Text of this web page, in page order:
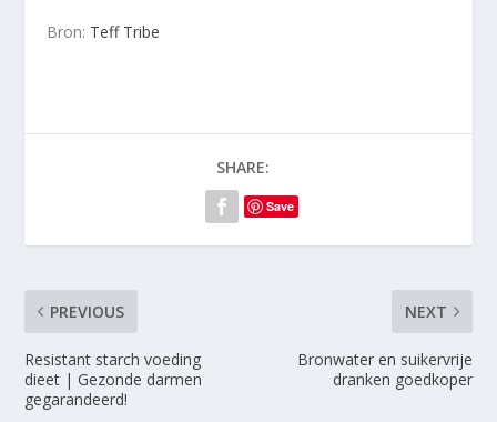
Bron: Teff Tribe
SHARE:
Save
PREVIOUS
Resistant starch voeding
dieet | Gezonde darmen
gegarandeerd!
NEXT
Bronwater en suikervrije
dranken goedkoper